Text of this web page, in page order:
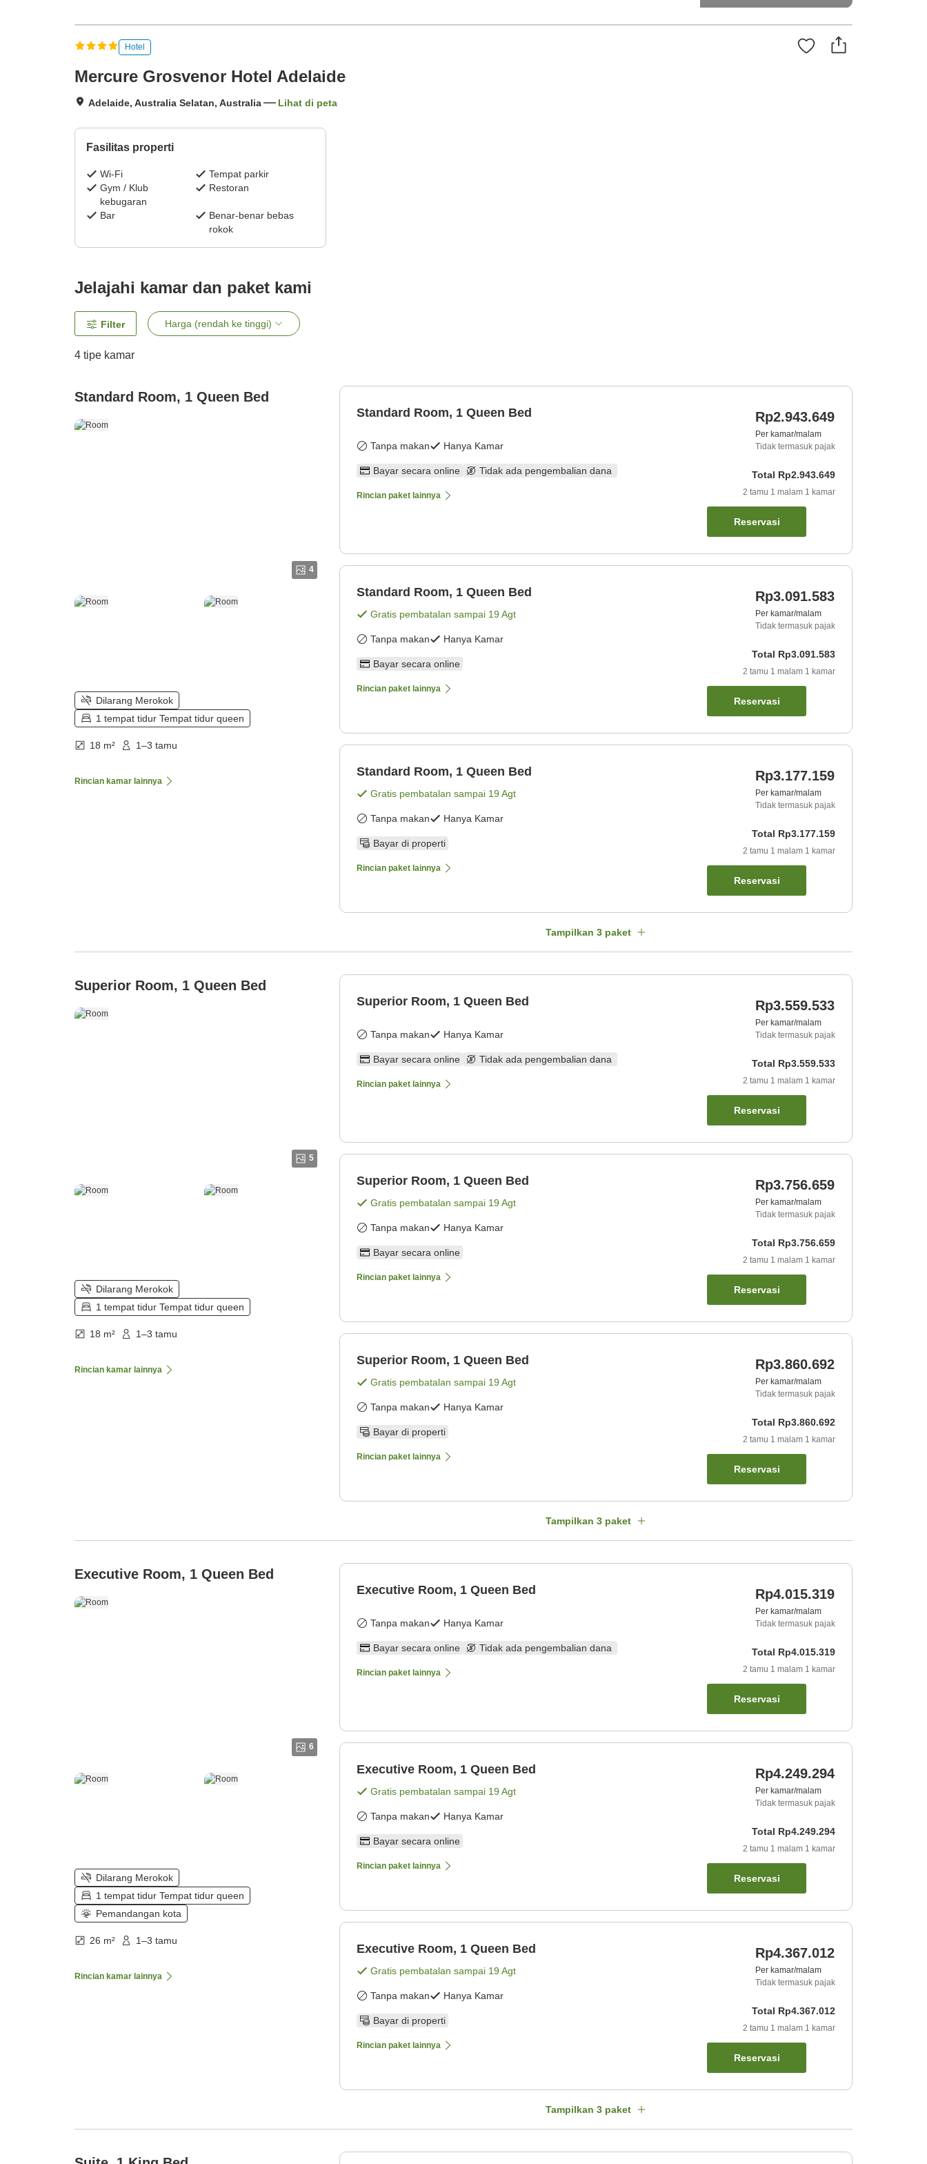
Hotel
Mercure Grosvenor Hotel Adelaide
Adelaide, Australia Selatan, Australia Lihat di peta
Fasilitas properti
Wi-Fi
Tempat parkir
Gym / Klub
kebugaran
Restoran
Bar
Benar-benar bebas
rokok
Jelajahi kamar dan paket kami
Filter Harga (rendah ke tinggi)
4 tipe kamar
Standard Room, 1 Queen Bed
4
Dilarang Merokok
1 tempat tidur Tempat tidur queen
18 m² 1–3 tamu
Rincian kamar lainnya
Standard Room, 1 Queen Bed
Tanpa makan Hanya Kamar
Bayar secara online Tidak ada pengembalian dana
Rincian paket lainnya
Rp2.943.649
Per kamar/malam
Tidak termasuk pajak
Total Rp2.943.649
2 tamu 1 malam 1 kamar
Reservasi
Standard Room, 1 Queen Bed
Gratis pembatalan sampai 19 Agt
Tanpa makan Hanya Kamar
Bayar secara online
Rincian paket lainnya
Rp3.091.583
Per kamar/malam
Tidak termasuk pajak
Total Rp3.091.583
2 tamu 1 malam 1 kamar
Reservasi
Standard Room, 1 Queen Bed
Gratis pembatalan sampai 19 Agt
Tanpa makan Hanya Kamar
Bayar di properti
Rincian paket lainnya
Rp3.177.159
Per kamar/malam
Tidak termasuk pajak
Total Rp3.177.159
2 tamu 1 malam 1 kamar
Reservasi
Tampilkan 3 paket
Superior Room, 1 Queen Bed
5
Dilarang Merokok
1 tempat tidur Tempat tidur queen
18 m² 1–3 tamu
Rincian kamar lainnya
Superior Room, 1 Queen Bed
Tanpa makan Hanya Kamar
Bayar secara online Tidak ada pengembalian dana
Rincian paket lainnya
Rp3.559.533
Per kamar/malam
Tidak termasuk pajak
Total Rp3.559.533
2 tamu 1 malam 1 kamar
Reservasi
Superior Room, 1 Queen Bed
Gratis pembatalan sampai 19 Agt
Tanpa makan Hanya Kamar
Bayar secara online
Rincian paket lainnya
Rp3.756.659
Per kamar/malam
Tidak termasuk pajak
Total Rp3.756.659
2 tamu 1 malam 1 kamar
Reservasi
Superior Room, 1 Queen Bed
Gratis pembatalan sampai 19 Agt
Tanpa makan Hanya Kamar
Bayar di properti
Rincian paket lainnya
Rp3.860.692
Per kamar/malam
Tidak termasuk pajak
Total Rp3.860.692
2 tamu 1 malam 1 kamar
Reservasi
Tampilkan 3 paket
Executive Room, 1 Queen Bed
6
Dilarang Merokok
1 tempat tidur Tempat tidur queen
Pemandangan kota
26 m² 1–3 tamu
Rincian kamar lainnya
Executive Room, 1 Queen Bed
Tanpa makan Hanya Kamar
Bayar secara online Tidak ada pengembalian dana
Rincian paket lainnya
Rp4.015.319
Per kamar/malam
Tidak termasuk pajak
Total Rp4.015.319
2 tamu 1 malam 1 kamar
Reservasi
Executive Room, 1 Queen Bed
Gratis pembatalan sampai 19 Agt
Tanpa makan Hanya Kamar
Bayar secara online
Rincian paket lainnya
Rp4.249.294
Per kamar/malam
Tidak termasuk pajak
Total Rp4.249.294
2 tamu 1 malam 1 kamar
Reservasi
Executive Room, 1 Queen Bed
Gratis pembatalan sampai 19 Agt
Tanpa makan Hanya Kamar
Bayar di properti
Rincian paket lainnya
Rp4.367.012
Per kamar/malam
Tidak termasuk pajak
Total Rp4.367.012
2 tamu 1 malam 1 kamar
Reservasi
Tampilkan 3 paket